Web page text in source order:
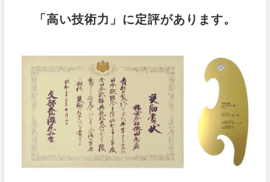
「高い技術力」に定評があります。